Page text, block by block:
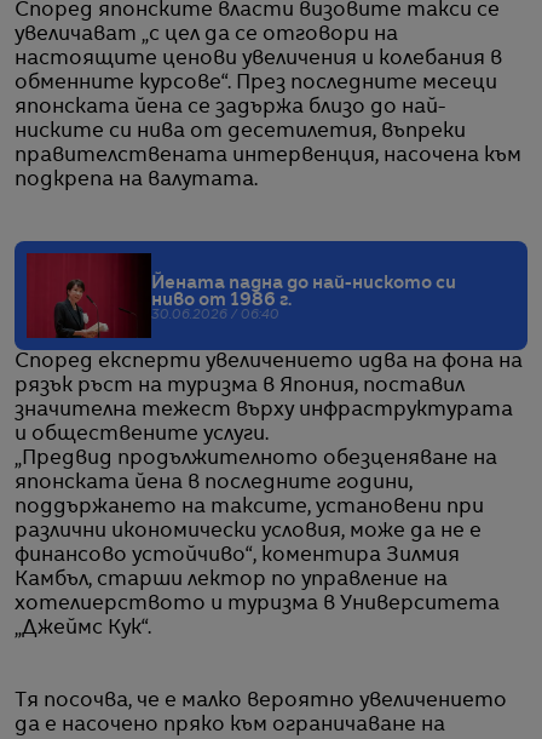
Според японските власти визовите такси се
увеличават „с цел да се отговори на
настоящите ценови увеличения и колебания в
обменните курсове“. През последните месеци
японската йена се задържа близо до най-
ниските си нива от десетилетия, въпреки
правителствената интервенция, насочена към
подкрепа на валутата.
Йената падна до най-ниското си
ниво от 1986 г.
30.06.2026 / 06:40
Според експерти увеличението идва на фона на
рязък ръст на туризма в Япония, поставил
значителна тежест върху инфраструктурата
и обществените услуги.
„Предвид продължителното обезценяване на
японската йена в последните години,
поддържането на таксите, установени при
различни икономически условия, може да не е
финансово устойчиво“, коментира Зилмия
Камбъл, старши лектор по управление на
хотелиерството и туризма в Университета
„Джеймс Кук“.
Тя посочва, че е малко вероятно увеличението
да е насочено пряко към ограничаване на